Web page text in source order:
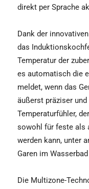
direkt per Sprache
Dank der
das
Temperatur der
es automatisch die
meldet, wenn das
äußerst präziser
Temperaturfühler,
sowohl für feste als
werden kann, unter
Garen im
Die Multizone-